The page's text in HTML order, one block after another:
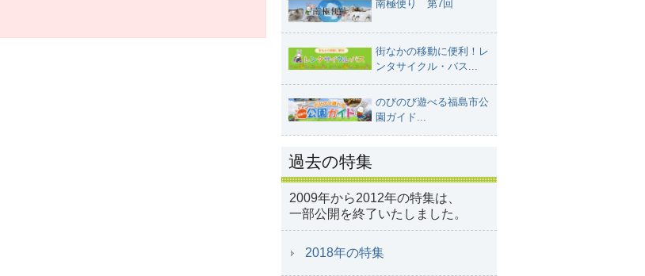
南極便り 第7回
街なかの移動に便利！レ
ンタサイクル・バス...
のびのび遊べる福島市公
園ガイド...
過去の特集
2009年から2012年の特集は、
一部公開を終了いたしました。
2018年の特集